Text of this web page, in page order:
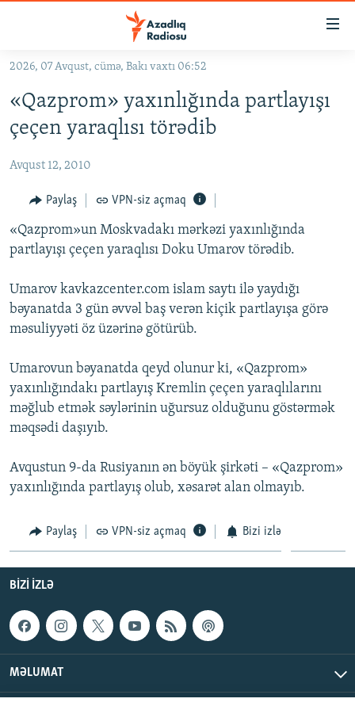
Əsas
qayıt
Əsas
naviqasiyaya
qayıt
#İZAHLA
KORRUPSIOMETR
#ƏSLINDƏ
FƏRQƏ BAX
QANUNI DOĞRU
ARAŞDIRMA
MULTIMEDIA
VIDEO
İNFOQRAFIKA
KARIKATURA
RADIO ARXIV
AZƏRBAYCAN ƏDƏBIYYATI KITABXANASI
İSLAM VƏ DEMOKRATIYA
İZ - MƏDƏNIYYƏT PROQRAMI
HAQQIMIZDA
MISSIYAMIZ
PEŞƏ ETIKASI VƏ JURNALISTIKA STANDARTLARIMIZ
MATERIALLARIMIZDAN ISTIFADƏ
BIZIMLƏ ƏLAQƏ
BIZI IZLƏ
RFE/RL-in bütün saytları
2026, 07 Avqust, cümə, Bakı vaxtı 06:52
«Qazprom» yaxınlığında partlayışı
çeçen yaraqlısı törədib
Avqust 12, 2010
Paylaş VPN-siz açmaq
«Qazprom»un Moskvadakı mərkəzi yaxınlığında
partlayışı çeçen yaraqlısı Doku Umarov törədib.
Umarov kavkazcenter.com islam saytı ilə yaydığı
bəyanatda 3 gün əvvəl baş verən kiçik partlayışa görə
məsuliyyəti öz üzərinə götürüb.
Umarovun bəyanatda qeyd olunur ki, «Qazprom»
yaxınlığındakı partlayış Kremlin çeçen yaraqlılarını
məğlub etmək səylərinin uğursuz olduğunu göstərmək
məqsədi daşıyıb.
Avqustun 9-da Rusiyanın ən böyük şirkəti – «Qazprom»
yaxınlığında partlayış olub, xəsarət alan olmayıb.
Paylaş VPN-siz açmaq Bizi izlə
BIZI IZLƏ
MƏLUMAT